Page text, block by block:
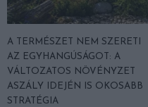
A TERMÉSZET NEM SZERETI
AZ EGYHANGÚSÁGOT: A
VÁLTOZATOS NÖVÉNYZET
ASZÁLY IDEJÉN IS OKOSABB
STRATÉGIA